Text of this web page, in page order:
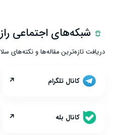
شبکه‌های اجتماعی
دریافت تازه‌ترین مقاله‌ها و نکته‌های
کانال تلگرام ↗
کانال بله ↗